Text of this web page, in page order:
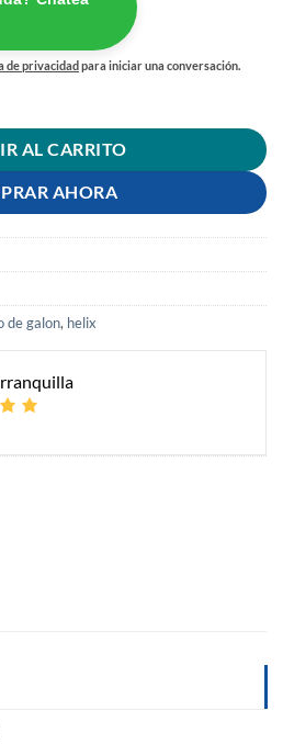
de privacidadpara iniciar una conversación.
5W-20 SN CUARTO FULL SINTETICO
AL CARRITO
AHORA
de galon, helix